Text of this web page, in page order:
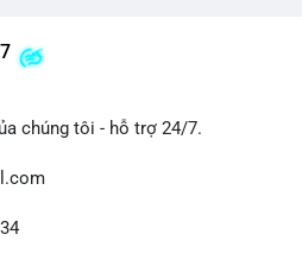
chúng tôi - hỗ trợ 24/7.